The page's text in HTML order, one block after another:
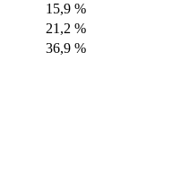
15,9 %
21,2 %
36,9 %